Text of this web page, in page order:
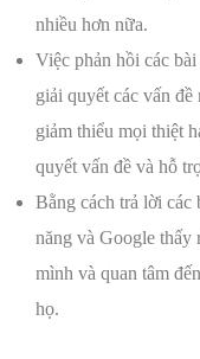
nhiều hơn nữa.
Việc phản hồi các
giải quyết các vấn
giảm thiểu mọi thiệt
quyết vấn đề và hỗ
Bằng cách trả lời các
năng và Google thấy
mình và quan tâm
họ.